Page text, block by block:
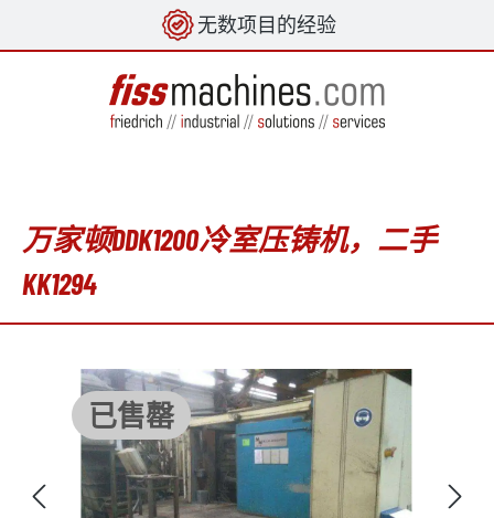
无数项目的经验
万家顿DDK1200冷室压铸机，二手
KK1294
已售罄
Skip image gallery